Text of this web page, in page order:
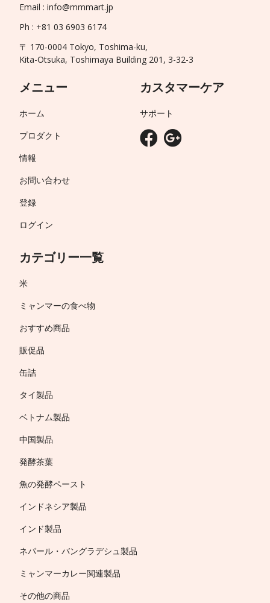
Email : info@mmmart.jp
Ph : +81 03 6903 6174
〒 170-0004 Tokyo, Toshima-ku,
Kita-Otsuka, Toshimaya Building 201, 3-32-3
メニュー
ホーム
プロダクト
情報
お問い合わせ
登録
ログイン
カテゴリー一覧
米
ミャンマーの食べ物
おすすめ商品
販促品
缶詰
タイ製品
ベトナム製品
中国製品
発酵茶葉
魚の発酵ペースト
インドネシア製品
インド製品
ネパール・バングラデシュ製品
ミャンマーカレー関連製品
その他の商品
カスタマーケア
サポート